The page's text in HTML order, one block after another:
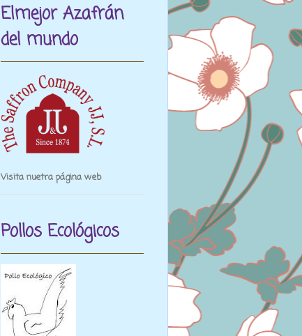
Elmejor Azafrán
del mundo
Visita nuetra página web
Pollos Ecológicos